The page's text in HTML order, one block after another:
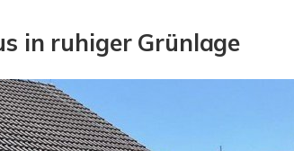
in ruhiger Grünlage